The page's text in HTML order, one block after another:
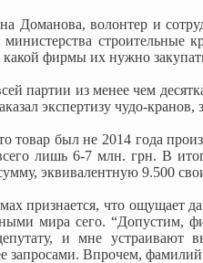
Доманова, волонтер и
министерства строительные
какой фирмы их нужно
партии из менее чем
экспертизу чудо-
товар был не 2014 года
лишь 6-7 млн. грн. В
эквивалентную 9.500
признается, что ощущает
мира сего. “Допустим,
и мне устраивают
запросами. Впрочем, фамилий